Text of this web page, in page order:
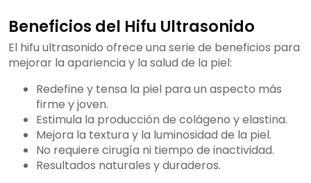
Beneficios del Hifu Ultrasonido
El hifu ultrasonido ofrece una serie de beneficios para
mejorar la apariencia y la salud de la piel:
Redefine y tensa la piel para un aspecto más
firme y joven.
Estimula la producción de colágeno y elastina.
Mejora la textura y la luminosidad de la piel.
No requiere cirugía ni tiempo de inactividad.
Resultados naturales y duraderos.